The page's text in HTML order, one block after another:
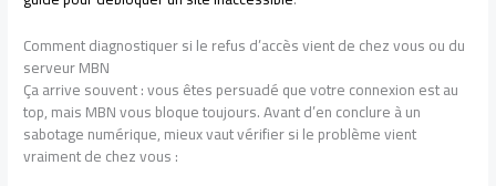
Comment diagnostiquer si le refus d’accès vient de chez vous ou du
serveur MBN
Ça arrive souvent : vous êtes persuadé que votre connexion est au
top, mais MBN vous bloque toujours. Avant d’en conclure à un
sabotage numérique, mieux vaut vérifier si le problème vient
vraiment de chez vous :